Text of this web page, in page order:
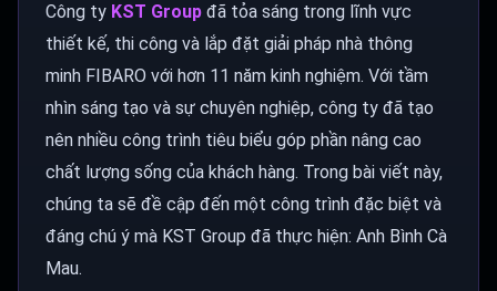
Công ty KST Group đã tỏa sáng trong lĩnh vực
thiết kế, thi công và lắp đặt giải pháp nhà thông
minh FIBARO với hơn 11 năm kinh nghiệm. Với tầm
nhìn sáng tạo và sự chuyên nghiệp, công ty đã tạo
nên nhiều công trình tiêu biểu góp phần nâng cao
chất lượng sống của khách hàng. Trong bài viết này,
chúng ta sẽ đề cập đến một công trình đặc biệt và
đáng chú ý mà KST Group đã thực hiện: Anh Bình Cà
Mau.